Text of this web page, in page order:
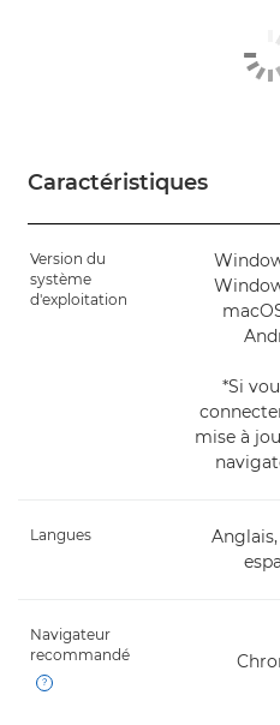
Caractéristiques
Version du
système
d'exploitation
*Si
mise à
Langues
Navigateur
recommandé